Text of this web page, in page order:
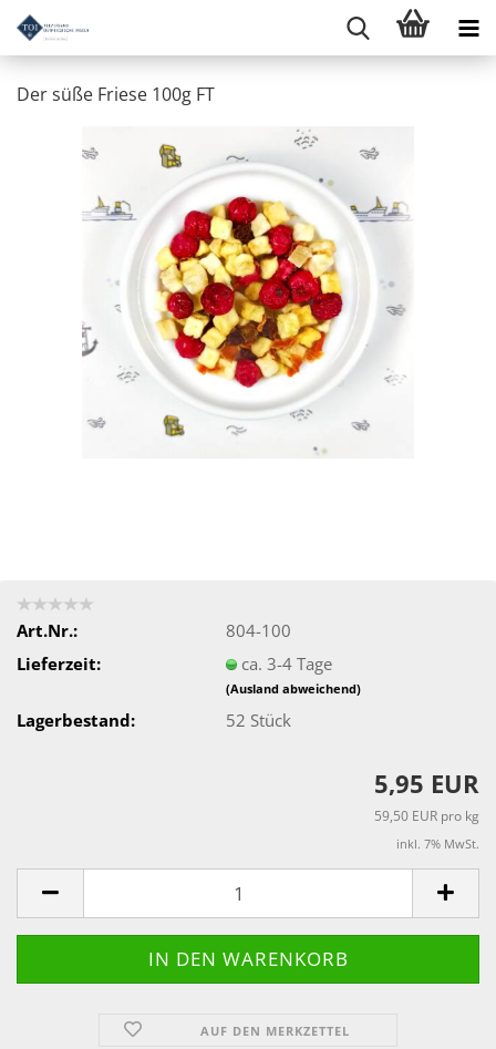
Der süße Friese 100g FT
Art.Nr.:
804-100
Lieferzeit:
ca. 3-4 Tage
(Ausland abweichend)
Lagerbestand: 52 Stück
5,95 EUR
59,50 EUR pro kg
inkl. 7% MwSt.
AUF DEN MERKZETTEL